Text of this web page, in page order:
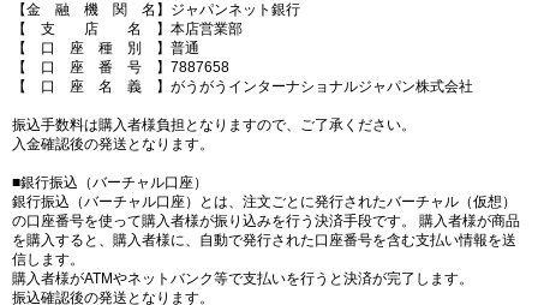
【金 融 機 関 名】ジャパンネット銀行
【 支 店 名 】本店営業部
【 口 座 種 別 】普通
【 口 座 番 号 】7887658
【 口 座 名 義 】がうがうインターナショナルジャパン株式会社
振込手数料は購入者様負担となりますので、ご了承ください。
入金確認後の発送となります。
■銀行振込（バーチャル口座）
銀行振込（バーチャル口座）とは、注文ごとに発行されたバーチャル（仮想）
の口座番号を使って購入者様が振り込みを行う決済手段です。 購入者様が商品
を購入すると、購入者様に、自動で発行された口座番号を含む支払い情報を送
信します。
購入者様がATMやネットバンク等で支払いを行うと決済が完了します。
振込確認後の発送となります。